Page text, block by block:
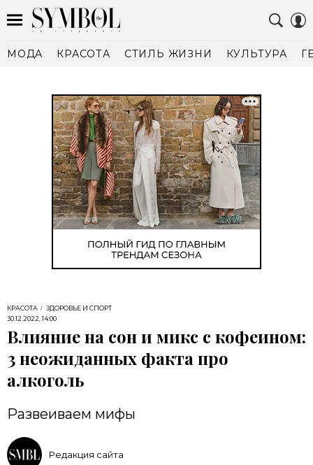
МОДА КРАСОТА СТИЛЬ ЖИЗНИ КУЛЬТУРА
КРАСОТА
ЗДОРОВЬЕ И СПОРТ
30.12.2022, 14:00
Влияние на сон и микс с кофеином:
3 неожиданных факта про
алкоголь
Развеиваем мифы
Редакция сайта